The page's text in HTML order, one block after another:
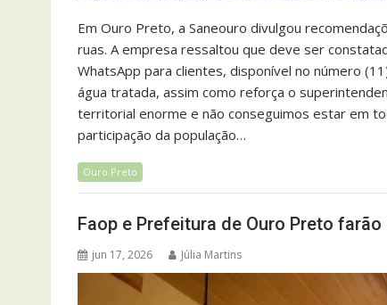
Em Ouro Preto, a Saneouro divulgou
ruas. A empresa ressaltou que deve ser
WhatsApp para clientes, disponível no número
água tratada, assim como reforça o
territorial enorme e não conseguimos estar em
participação da população…
Ouro Preto
Faop e Prefeitura de Ouro Preto
jun 17, 2026 Júlia Martins